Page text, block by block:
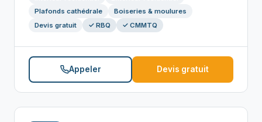
Plafonds cathédrale
Boiseries & moulures
Devis gratuit
✓ RBQ ✓ CMMTQ
Appeler Devis gratuit